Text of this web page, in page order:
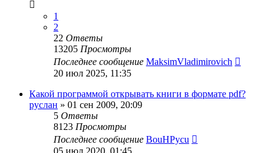
1
2
22 Ответы
13205 Просмотры
Последнее сообщение MaksimVladimirovich
20 июл 2025, 11:35
Какой программой открывать книги в формате pdf?
руслан » 01 сен 2009, 20:09
5 Ответы
8123 Просмотры
Последнее сообщение BouHPycu
05 июл 2020, 01:45